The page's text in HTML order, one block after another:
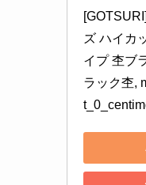
ズ ハイカ
イプ 杢ブ
ラック杢,